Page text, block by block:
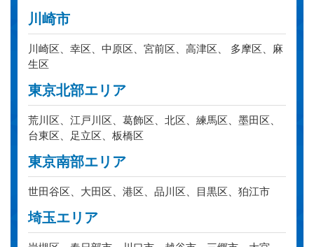
川崎市
川崎区、幸区、中原区、宮前区、高津区、 多摩区、麻
生区
東京北部エリア
荒川区、江戸川区、葛飾区、北区、練馬区、墨田区、
台東区、足立区、板橋区
東京南部エリア
世田谷区、大田区、港区、品川区、目黒区、狛江市
埼玉エリア